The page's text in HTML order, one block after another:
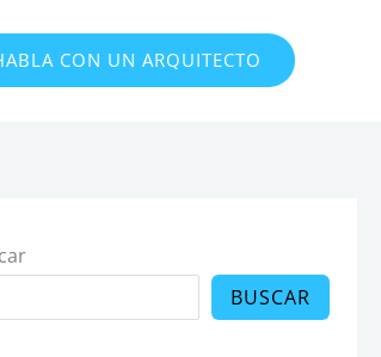
CON UN ARQUITECTO
BUSCAR